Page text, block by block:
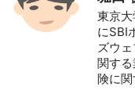
東京
にSBI
ズウ
関す
険に関